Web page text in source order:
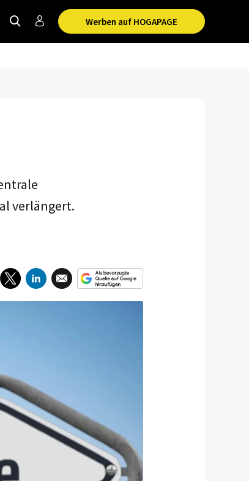
Werben auf HOGAPAGE
verlängert.